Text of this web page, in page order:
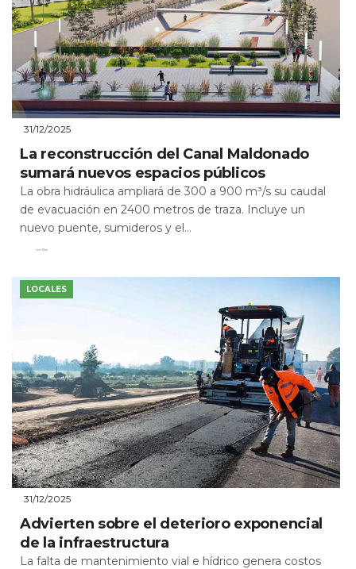
31/12/2025
La reconstrucción del Canal Maldonado
sumará nuevos espacios públicos
La obra hidráulica ampliará de 300 a 900 m³/s su caudal
de evacuación en 2400 metros de traza. Incluye un
nuevo puente, sumideros y el...
Leer Más
LOCALES
31/12/2025
Advierten sobre el deterioro exponencial
de la infraestructura
La falta de mantenimiento vial e hídrico genera costos